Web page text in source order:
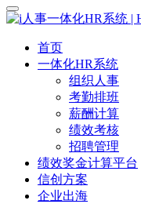
首页
一体化HR系统
组织人事
考勤排班
薪酬计算
绩效考核
招聘管理
绩效奖金计算平台
信创方案
企业出海